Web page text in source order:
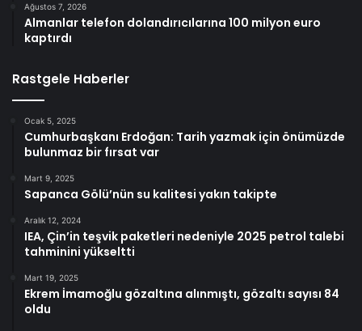
Ağustos 7, 2026
Almanlar telefon dolandırıcılarına 100 milyon euro
kaptırdı
Rastgele Haberler
Ocak 5, 2025
Cumhurbaşkanı Erdoğan: Tarih yazmak için önümüzde
bulunmaz bir fırsat var
Mart 9, 2025
Sapanca Gölü’nün su kalitesi yakın takipte
Aralık 12, 2024
IEA, Çin’in teşvik paketleri nedeniyle 2025 petrol talebi
tahminini yükseltti
Mart 19, 2025
Ekrem İmamoğlu gözaltına alınmıştı, gözaltı sayısı 84
oldu